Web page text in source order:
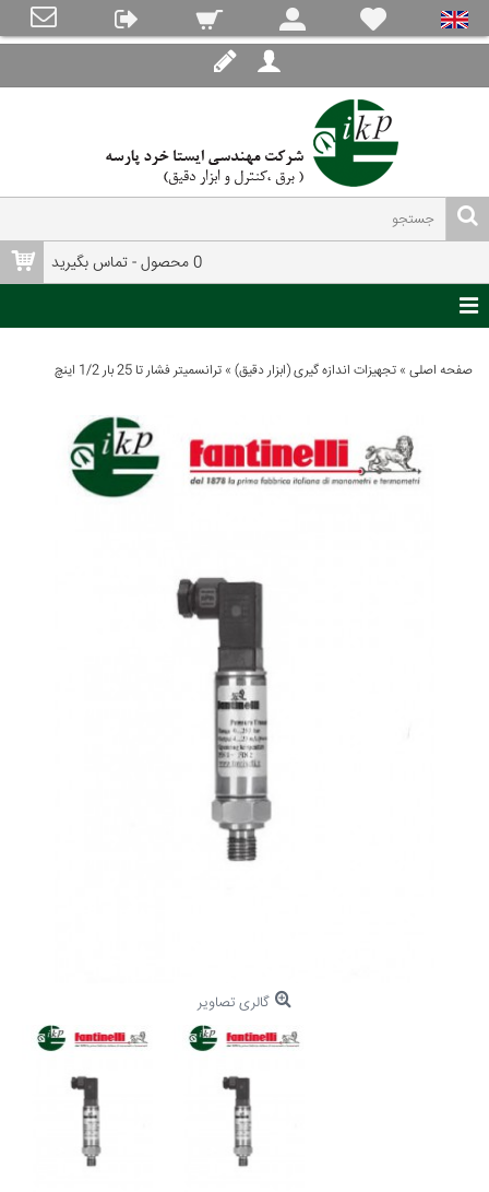
0 محصول - تماس بگیرید
صفحه اصلی » تجهیزات اندازه گیری (ابزار دقیق) » ترانسمیتر فشار تا 25 بار 1/2 اینچ
گالری تصاویر